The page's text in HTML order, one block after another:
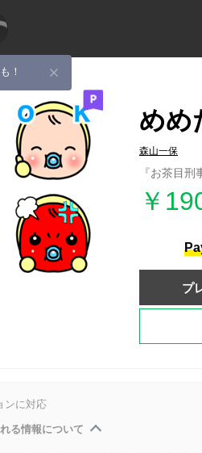
！
めめ
森山一保
『お茶目刑
￥
プ
ンに対応
る情報について